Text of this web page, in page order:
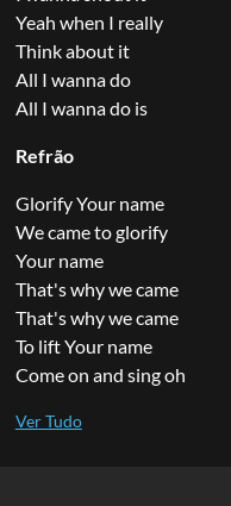
Yeah when I really
Think about it
All I wanna do
All I wanna do is
Refrão
Glorify Your name
We came to glorify
Your name
That's why we came
That's why we came
To lift Your name
Come on and sing oh